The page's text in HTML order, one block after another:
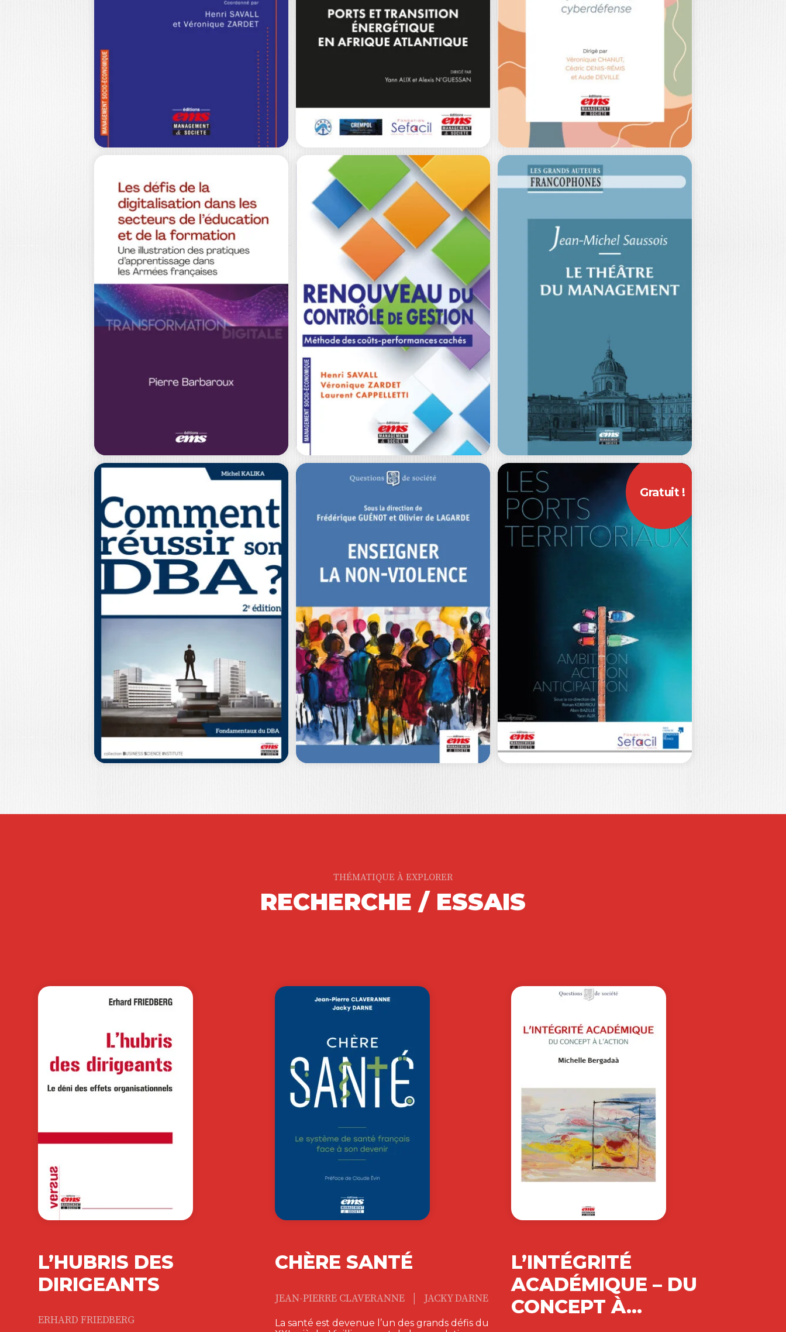
QUESTION(S) DE
MANAGEMENT –
N°57
dynamiques de l’innovation dans les
40,00 €
SANS DÉTRUIRE
Benoît HEILBRUNN|
Nous habitons une société qui a fait de
22,00€
ANNE LOUBES|
CLAUDE FABRE
FLORENCE LOOSE|
SYLVIE RASCOL-BOUTARD
Que reste-t-il du sens que chacun
cherche à donner (ou à retrouver)
dans…
32,00€
RÉUSSIR
ENSEMBLE LE
CHANGEMENT
La crise de la Covid-19 a provoqué des
PORTS ET
TRANSITION
ÉNERGÉTIQUE EN
AFRIQUE…
YANN ALIX|ALEXIS B. N'GUESSAN
-- OUVRAGE DISPONIBLE EN
VERSION ELECTRONIQUE
UNIQUEMENT ! -- La transition
énergétique des…
CÉDRIC DENIS-RÉMIS
Ouvrage labellisé FNEGE (2026),
catégorie « Ouvrage de Recherche
Collectif » Le cyber…
15,00€
LES DÉFIS DE LA
DIGITALISATION
PIERRE BARBAROUX
Ouvrage labellisé FNEGE (2026),
catégorie « Ouvrage de Recherche
Non Collectif » Comment…
18,00€
RENOUVEAU DU
GESTION
HENRI SAVALL|
VÉRONIQUE ZARDET|
LAURENT CAPPELLETTI
L’enjeu du contrôle de gestion socio-
économique est d’améliorer la prise de
décision, stratégique…
34,00€
LE THÉÂTRE DU
MANAGEMENT
JEAN-MICHEL SAUSSOIS
— Prix FNEGE 2026 du meilleur
ouvrage en management – Catégorie :
22,00€
L’ouvrage Comment réussir son DBA ?
(Doctorate in Business Administration)
ENSEIGNER LA
Ouvrage labellisé FNEGE (2026),
catégorie « Ouvrage de Recherche
Collectif » La violence,…
Gratuit !
T9 – LES PORTS
s’imposent comme les maillons
indispensables des chaînes logistiques
THÉMATIQUE À EXPLORER
RECHERCHE / ESSAIS
L’HUBRIS DES
DIRIGEANTS
ERHARD FRIEDBERG
CHÈRE SANTÉ
JEAN-PIERRE CLAVERANNE JACKY DARNE
La santé est devenue l’un des grands défis du
L’INTÉGRITÉ
ACADÉMIQUE – DU
CONCEPT À…